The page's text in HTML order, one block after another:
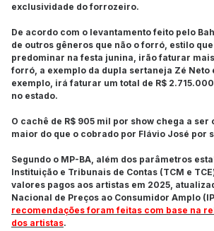
exclusividade do forrozeiro.
De acordo com o levantamento feito pelo
de outros gêneros que não o forró, estilo
predominar na festa junina, irão faturar
forró, a exemplo da dupla sertaneja Zé Neto
exemplo, irá faturar um total de R$
no estado.
O cachê de R$ 905 mil por show chega a ser
maior do que o cobrado por Flávio José por
Segundo o MP-BA, além dos parâmetros
Instituição e Tribunais de Contas (TCM e
valores pagos aos artistas em 2025,
Nacional de Preços ao Consumidor Amplo
recomendações foram feitas com base na
dos artistas.